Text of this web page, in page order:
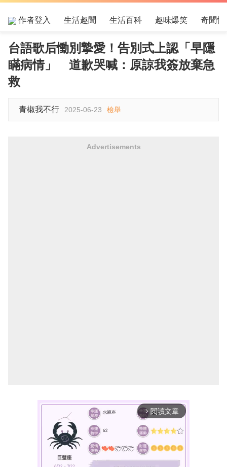
作者登入 生活趣聞 生活百科 趣味爆笑 奇聞怪
台語歌后慟別摯愛！告別式上認「早隱
瞞病情」 道歉哭喊：原諒我簽放棄急
救
青椒我不行 2025-06-23 檢舉
Advertisements
arrow_forward_ios 閱讀文章